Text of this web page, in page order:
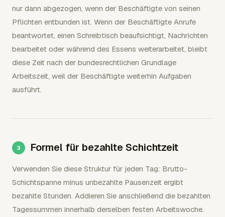
nur dann abgezogen, wenn der Beschäftigte von seinen
Pflichten entbunden ist. Wenn der Beschäftigte Anrufe
beantwortet, einen Schreibtisch beaufsichtigt, Nachrichten
bearbeitet oder während des Essens weiterarbeitet, bleibt
diese Zeit nach der bundesrechtlichen Grundlage
Arbeitszeit, weil der Beschäftigte weiterhin Aufgaben
ausführt.
Formel für bezahlte Schichtzeit
Verwenden Sie diese Struktur für jeden Tag: Brutto-
Schichtspanne minus unbezahlte Pausenzeit ergibt
bezahlte Stunden. Addieren Sie anschließend die bezahlten
Tagessummen innerhalb derselben festen Arbeitswoche.